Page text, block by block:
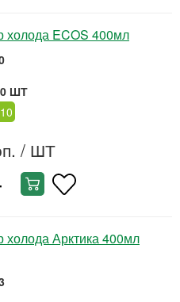
холода ECOS 400мл
ШТ
/ ШТ
холода Арктика 400мл